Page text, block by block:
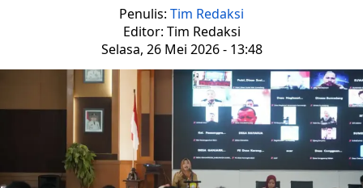
Penulis: Tim Redaksi
Editor: Tim Redaksi
Selasa, 26 Mei 2026 - 13:48